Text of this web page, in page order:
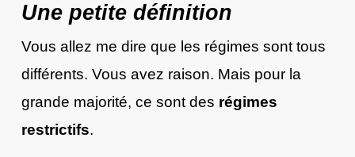
Une petite définition
Vous allez me dire que les régimes sont tous
différents. Vous avez raison. Mais pour la
grande majorité, ce sont des régimes
restrictifs.